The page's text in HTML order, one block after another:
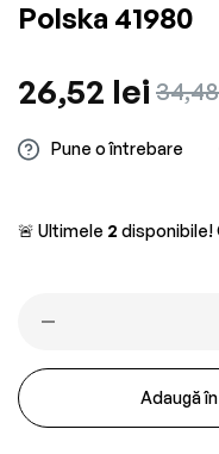
Polska 41980
Preț
obișnuit
26,52 lei Preț
redus
Pune o întrebare
🚨 Ultimele 2 disponibile!
Adaugă